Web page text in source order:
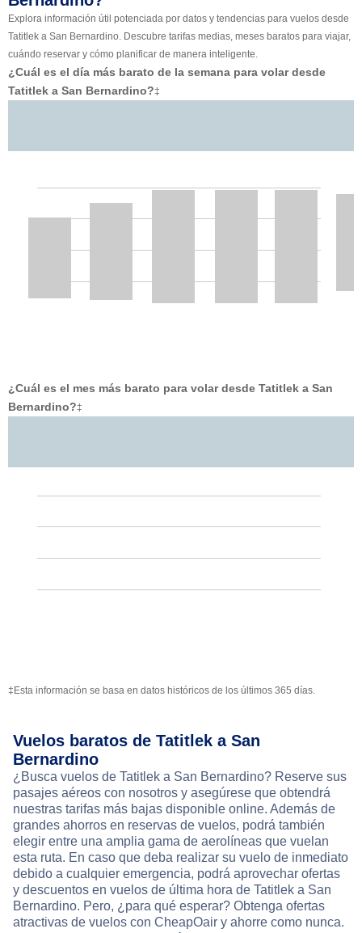
Explora información útil potenciada por datos y tendencias para vuelos desde
Tatitlek a San Bernardino. Descubre tarifas medias, meses baratos para viajar,
cuándo reservar y cómo planificar de manera inteligente.
¿Cuál es el día más barato de la semana para volar desde
Tatitlek a San Bernardino?‡
¿Cuál es el mes más barato para volar desde Tatitlek a San
Bernardino?‡
‡Esta información se basa en datos históricos de los últimos 365 días.
Vuelos baratos de Tatitlek a San
Bernardino
¿Busca vuelos de Tatitlek a San Bernardino? Reserve sus
pasajes aéreos con nosotros y asegúrese que obtendrá
nuestras tarifas más bajas disponible online. Además de
grandes ahorros en reservas de vuelos, podrá también
elegir entre una amplia gama de aerolíneas que vuelan
esta ruta. En caso que deba realizar su vuelo de inmediato
debido a cualquier emergencia, podrá aprovechar ofertas
y descuentos en vuelos de última hora de Tatitlek a San
Bernardino. Pero, ¿para qué esperar? Obtenga ofertas
atractivas de vuelos con CheapOair y ahorre como nunca.